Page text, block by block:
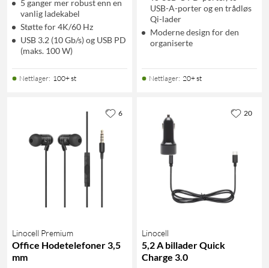
5 ganger mer robust enn en
vanlig ladekabel
Støtte for 4K/60 Hz
USB 3.2 (10 Gb/s) og USB PD
(maks. 100 W)
Nettlager: 100+ st
USB-A-porter og en trådløs
Qi-lader
Moderne design for den
organiserte
Nettlager: 20+ st
Linocell Premium
Office Hodetelefoner 3,5
mm
6
Linocell
5,2 A billader Quick
Charge 3.0
20